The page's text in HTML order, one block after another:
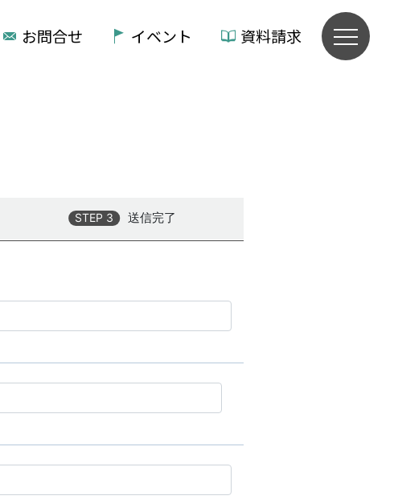
お問合せ イベント 資料請求